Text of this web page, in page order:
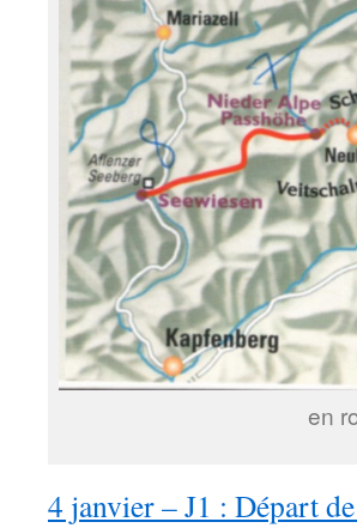
en
4 janvier – J1 : Départ